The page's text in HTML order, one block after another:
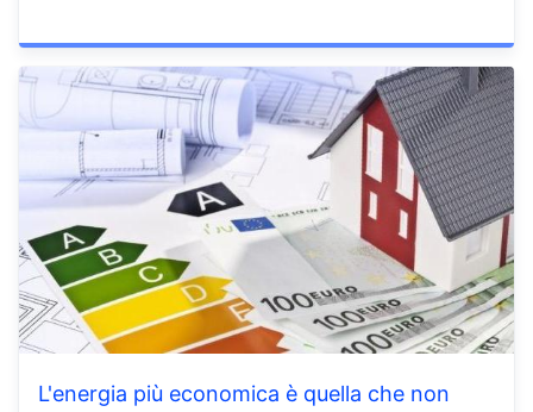
L'energia più economica è quella che non